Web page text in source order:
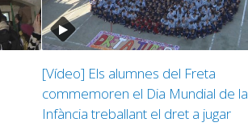
[Vídeo] Els alumnes del Freta
commemoren el Dia Mundial de la
Infància treballant el dret a jugar